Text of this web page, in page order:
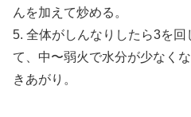
んを加えて炒める。
5. 全体がしんなりしたら3を回
て、中〜弱火で水分が少なく
きあがり。